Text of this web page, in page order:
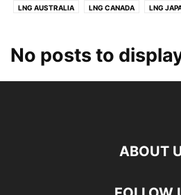
LNG AUSTRALIA LNG CANADA LNG
No posts to
ABOUT